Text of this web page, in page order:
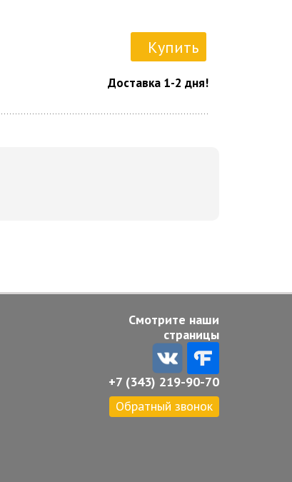
Купить
Доставка 1-2 дня!
Смотрите наши
страницы
+7 (343) 219-90-70
Обратный звонок